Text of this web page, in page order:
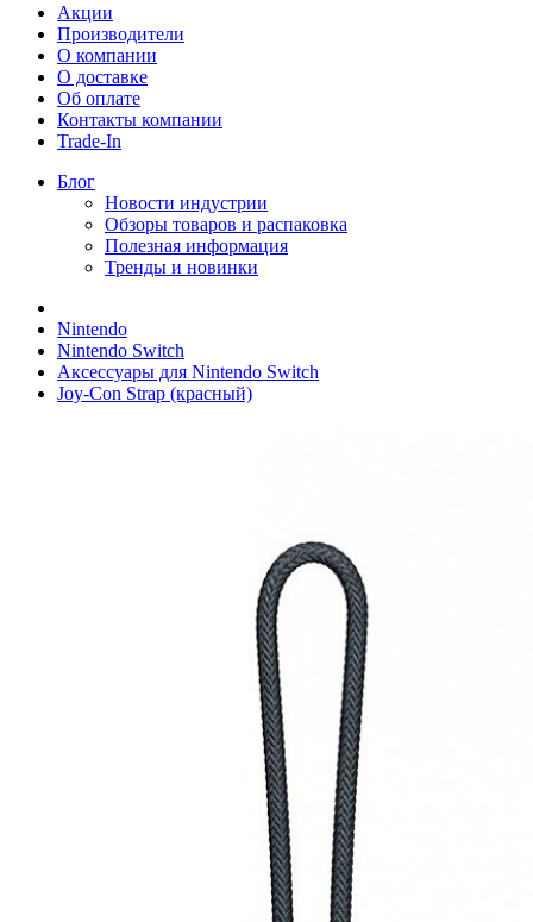
Акции
Производители
О компании
О доставке
Об оплате
Контакты компании
Trade-In
Блог
Новости индустрии
Обзоры товаров и распаковка
Полезная информация
Тренды и новинки
Nintendo
Nintendo Switch
Аксессуары для Nintendo Switch
Joy-Con Strap (красный)